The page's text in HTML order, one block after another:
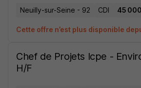
Neuilly-sur-Seine - 92 CDI 45
Cette offre n’est plus disponible
Chef de Projets Icpe -
H/F